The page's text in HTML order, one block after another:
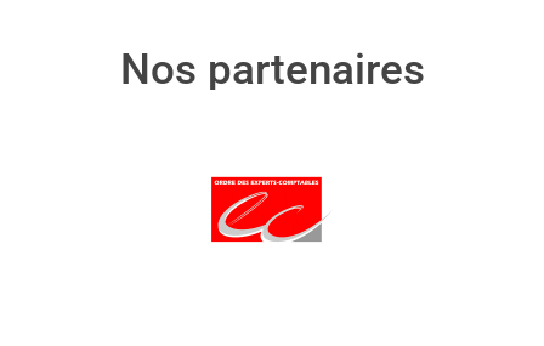
Nos partenaires